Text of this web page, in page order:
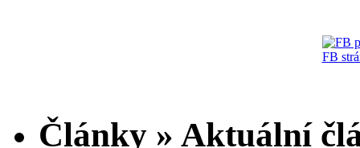
FB
Články » Aktuální